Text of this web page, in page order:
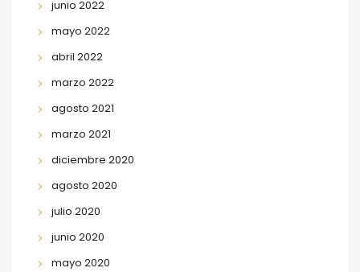
junio 2022
mayo 2022
abril 2022
marzo 2022
agosto 2021
marzo 2021
diciembre 2020
agosto 2020
julio 2020
junio 2020
mayo 2020